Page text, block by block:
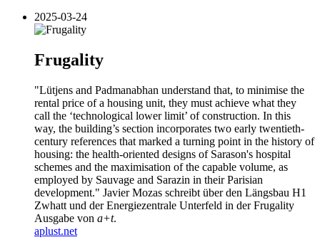
2025-03-24
Frugality
"Lütjens and Padmanabhan understand that, to minimise the
rental price of a housing unit, they must achieve what they
call the ‘technological lower limit’ of construction. In this
way, the building’s section incorporates two early twentieth-
century references that marked a turning point in the history of
housing: the health-oriented designs of Sarason's hospital
schemes and the maximisation of the capable volume, as
employed by Sauvage and Sarazin in their Parisian
development." Javier Mozas schreibt über den Längsbau H1
Zwhatt und der Energiezentrale Unterfeld in der Frugality
Ausgabe von a+t.
aplust.net